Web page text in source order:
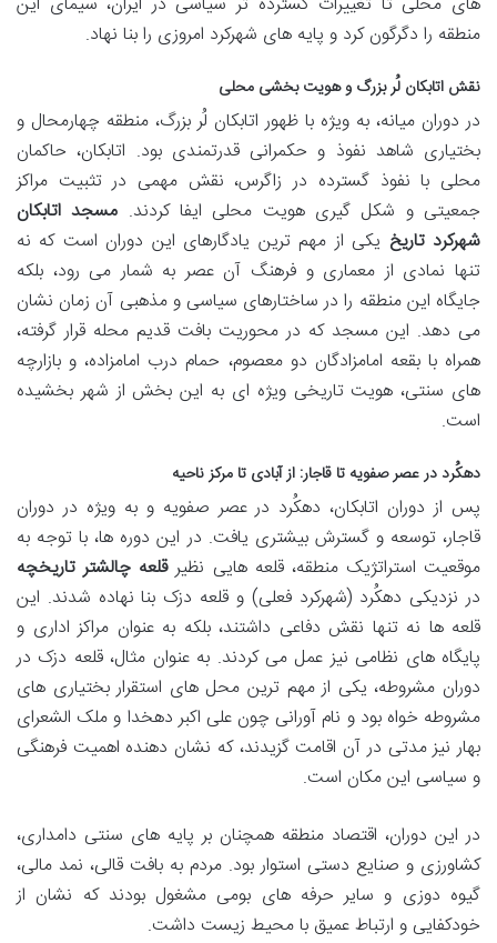
منطقه را دگرگون کرد و پایه های شهرکرد امروزی را بنا نهاد.
نقش اتابکان لُر بزرگ و هویت بخشی محلی
در دوران میانه، به ویژه با ظهور اتابکان لُر بزرگ، منطقه چهارمحال و
بختیاری شاهد نفوذ و حکمرانی قدرتمندی بود. اتابکان، حاکمان
محلی با نفوذ گسترده در زاگرس، نقش مهمی در تثبیت مراکز
جمعیتی و شکل گیری هویت محلی ایفا کردند. مسجد اتابکان
شهرکرد تاریخ یکی از مهم ترین یادگارهای این دوران است که نه
تنها نمادی از معماری و فرهنگ آن عصر به شمار می رود، بلکه
جایگاه این منطقه را در ساختارهای سیاسی و مذهبی آن زمان نشان
می دهد. این مسجد که در محوریت بافت قدیم محله قرار گرفته،
همراه با بقعه امامزادگان دو معصوم، حمام درب امامزاده، و بازارچه
های سنتی، هویت تاریخی ویژه ای به این بخش از شهر بخشیده
است.
دهکُرد در عصر صفویه تا قاجار: از آبادی تا مرکز ناحیه
پس از دوران اتابکان، دهکُرد در عصر صفویه و به ویژه در دوران
قاجار، توسعه و گسترش بیشتری یافت. در این دوره ها، با توجه به
موقعیت استراتژیک منطقه، قلعه هایی نظیرقلعه چالشتر تاریخچه
در نزدیکی دهکُرد (شهرکرد فعلی) و قلعه دزک بنا نهاده شدند. این
قلعه ها نه تنها نقش دفاعی داشتند، بلکه به عنوان مراکز اداری و
پایگاه های نظامی نیز عمل می کردند. به عنوان مثال، قلعه دزک در
دوران مشروطه، یکی از مهم ترین محل های استقرار بختیاری های
مشروطه خواه بود و نام آورانی چون علی اکبر دهخدا و ملک الشعرای
بهار نیز مدتی در آن اقامت گزیدند، که نشان دهنده اهمیت فرهنگی
و سیاسی این مکان است.
در این دوران، اقتصاد منطقه همچنان بر پایه های سنتی دامداری،
کشاورزی و صنایع دستی استوار بود. مردم به بافت قالی، نمد مالی،
گیوه دوزی و سایر حرفه های بومی مشغول بودند که نشان از
خودکفایی و ارتباط عمیق با محیط زیست داشت.